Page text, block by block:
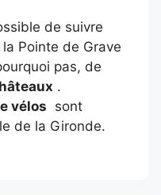
de suivre
Pointe de Grave
pas, de
.
vélos sont
de la Gironde.